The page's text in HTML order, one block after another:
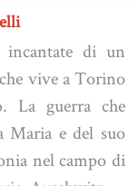
di un
vive a Torino
La guerra che
Maria e del suo
nel campo di